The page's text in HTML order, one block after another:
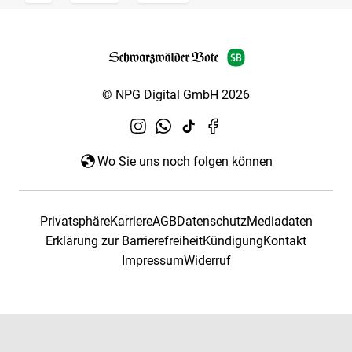
© NPG Digital GmbH 2026
Wo Sie uns noch folgen können
PrivatsphäreKarriereAGBDatenschutzMediadaten
Erklärung zur BarrierefreiheitKündigungKontakt
ImpressumWiderruf